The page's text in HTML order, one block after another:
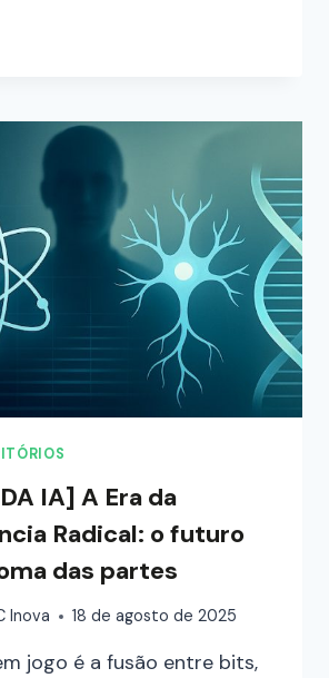
IA] A Era da
Radical: o futuro
das partes
Inova 18 de agosto de 2025
jogo é a fusão entre bits,